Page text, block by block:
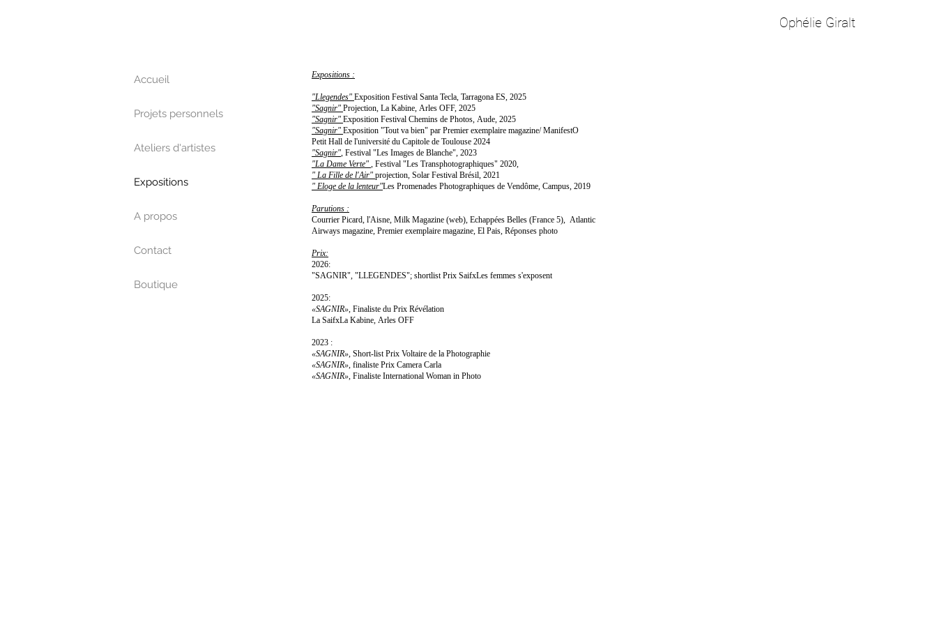
Ophélie Giralt
Expositions :
"Llegendes"Exposition Festival Santa Tecla, Tarragona ES, 2025
"Sagnir"Projection, La Kabine, Arles OFF, 2025
"Sagnir"Exposition Festival Chemins de Photos, Aude, 2025
"Sagnir"Exposition "Tout va bien" par Premier exemplaire magazine/ ManifestO
Petit Hall de l'université du Capitole de Toulouse 2024
"Sagnir", Festival "Les Images de Blanche", 2023
"La Dame Verte", Festival "Les Transphotographiques" 2020,
" La Fille de l'Air"projection, Solar Festival Brésil, 2021
" Eloge de la lenteur"Les Promenades Photographiques de Vendôme, Campus, 2019
Parutions :
Courrier Picard, l'Aisne, Milk Magazine (web), Echappées Belles (France 5), Atlantic
Airways magazine, Premier exemplaire magazine, El Pais, Réponses photo
Prix:
2026:
"SAGNIR", "LLEGENDES"; shortlist Prix SaifxLes femmes s'exposent
2025:
«SAGNIR», Finaliste du Prix Révélation
La SaifxLa Kabine, Arles OFF
2023 :
«SAGNIR», Short-list Prix Voltaire de la Photographie
«SAGNIR», finaliste Prix Camera Carla
«SAGNIR», Finaliste International Woman in Photo
Accueil
Projets personnels
Ateliers d'artistes
Expositions
A propos
Contact
Boutique